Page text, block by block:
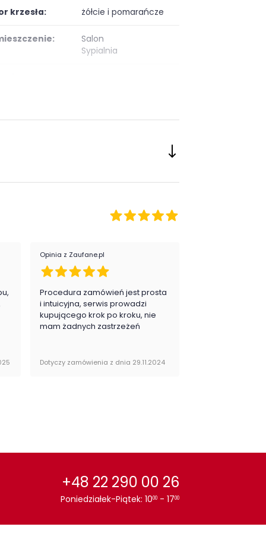
krzesła: żółcie i pomarańcze
Salon
Sypialnia
Opinia z Zaufane.pl
Procedura zamówień jest prosta
i intuicyjna, serwis prowadzi
kupującego krok po kroku, nie
mam żadnych zastrzeżeń
Dotyczy zamówienia z dnia 29.11.2024
+48 22 290 00 26
Poniedziałek-Piątek: 1000 - 1700